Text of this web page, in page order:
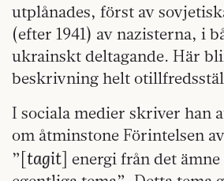
utplånades, först av
(efter 1941) av nazisterna, i
ukrainskt deltagande. Här
beskrivning helt
I sociala medier skriver han
om åtminstone Förintelsen
”[tagit] energi från det